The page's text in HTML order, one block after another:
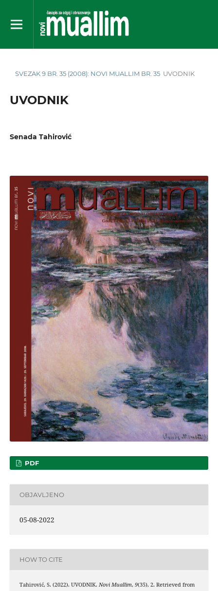
SVEZAK 9 BR. 35 (2008): NOVI MUALLIM BR. 35 UVODNIK
UVODNIK
Senada Tahirović
PDF
OBJAVLJENO
05-08-2022
HOW TO CITE
Tahirović, S. (2022). UVODNIK. Novi Muallim, 9(35), 2. Retrieved from